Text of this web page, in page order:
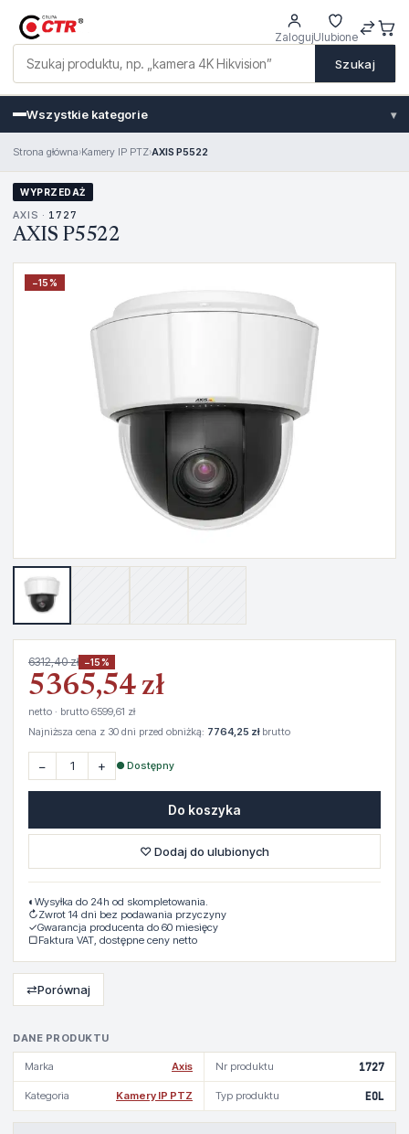
Szukaj
ZalogujUlubione
Wszystkie kategorie ▾
Strona główna›Kamery IP PTZ›AXIS P5522
WYPRZEDAŻ
AXIS · 1727
AXIS P5522
−15%
DANE PRODUKTU
Marka Axis Nr produktu 1727
Kategoria Kamery IP PTZ Typ produktu EOL
6312,40 zł −15%
5365,54 zł
netto · brutto 6599,61 zł
Najniższa cena z 30 dni przed obniżką: 7764,25 złbrutto
− + ● Dostępny
Do koszyka
♡ Dodaj do ulubionych
◐ Wysyłka do 24h od skompletowania.
↻Zwrot 14 dni bez podawania przyczyny
✓Gwarancja producenta do 60 miesięcy
▢Faktura VAT, dostępne ceny netto
⇄Porównaj